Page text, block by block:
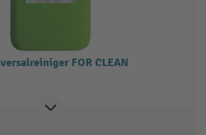
FOR CLEAN